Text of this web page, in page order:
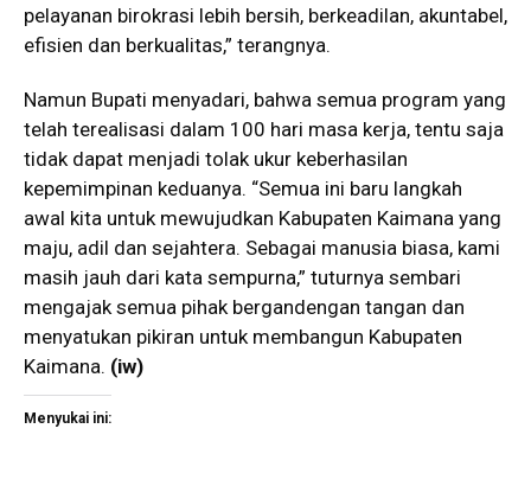
pelayanan birokrasi lebih bersih, berkeadilan, akuntabel,
efisien dan berkualitas,” terangnya.
Namun Bupati menyadari, bahwa semua program yang
telah terealisasi dalam 100 hari masa kerja, tentu saja
tidak dapat menjadi tolak ukur keberhasilan
kepemimpinan keduanya. “Semua ini baru langkah
awal kita untuk mewujudkan Kabupaten Kaimana yang
maju, adil dan sejahtera. Sebagai manusia biasa, kami
masih jauh dari kata sempurna,” tuturnya sembari
mengajak semua pihak bergandengan tangan dan
menyatukan pikiran untuk membangun Kabupaten
Kaimana. (iw)
Menyukai ini: